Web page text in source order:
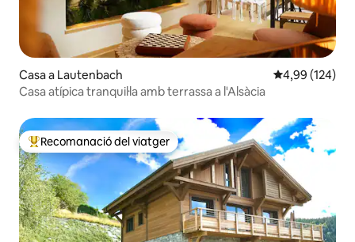
Casa a Lautenbach 4,99 de
4,99 (124)
Casa atípica tranquil·la amb terrassa a l'Alsàcia
Principals recomanacions dels viatgers
Recomanació del viatger